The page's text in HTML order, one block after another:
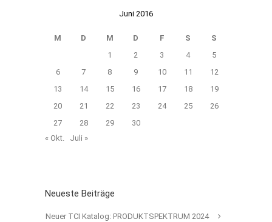
Juni 2016
M D M D F S
S
1
2 3 4
5
6
7 8 9 10 11
12
13
14 15 16 17 18
19
20
21 22 23 24 25
26
27
28 29
30
« Okt.
Juli »
Neueste Beiträge
Neuer TCI Katalog: PRODUKTSPEKTRUM 2024